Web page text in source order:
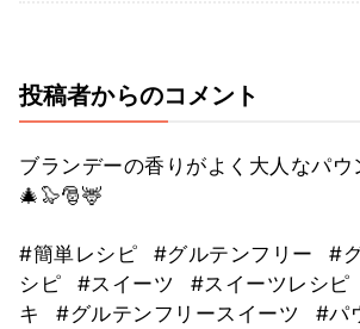
投稿者からのコメント
ブランデーの香りがよく大人なパウ
🎄🦭🎅🦌
#簡単レシピ #グルテンフリー
#
シピ
#スイーツ #スイーツレシピ
キ
#グルテンフリースイーツ
#パ